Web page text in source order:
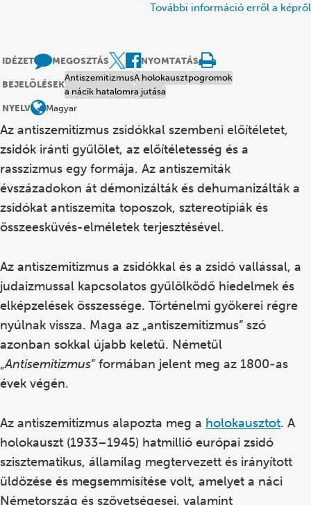
További információ erről a képről
IDÉZET MEGOSZTÁS NYOMTATÁS
BEJELÖLÉSEK
AntiszemitizmusA holokausztpogromok
a nácik hatalomra jutása
NYELV
Magyar
Az antiszemitizmus zsidókkal szembeni előítéletet,
zsidók iránti gyűlölet, az előítéletesség és a
rasszizmus egy formája. Az antiszemiták
évszázadokon át démonizálták és dehumanizálták a
zsidókat antiszemita toposzok, sztereotípiák és
összeesküvés-elméletek terjesztésével.
Az antiszemitizmus a zsidókkal és a zsidó vallással, a
judaizmussal kapcsolatos gyűlölködő hiedelmek és
elképzelések összessége. Történelmi gyökerei régre
nyúlnak vissza. Maga az „antiszemitizmus” szó
azonban sokkal újabb keletű. Németül
„Antisemitizmus” formában jelent meg az 1800-as
évek végén.
Az antiszemitizmus alapozta meg a holokausztot. A
holokauszt (1933–1945) hatmillió európai zsidó
szisztematikus, államilag megtervezett és irányított
üldözése és megsemmisítése volt, amelyet a náci
Németország és szövetségesei, valamint